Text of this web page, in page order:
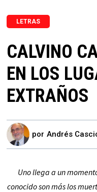
LETRAS
CALVINO
EN LOS
EXTRAÑOS
por Andrés
Uno llega a un
conocido son más los